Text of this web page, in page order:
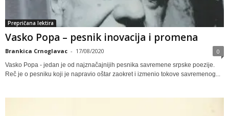
Prepričana lektira
Vasko Popa – pesnik inovacija i promena
Brankica Crnoglavac - 17/08/2020 0
Vasko Popa - jedan je od najznačajnijih pesnika savremene srpske poezije.
Reč je o pesniku koji je napravio oštar zaokret i izmenio tokove savremenog...